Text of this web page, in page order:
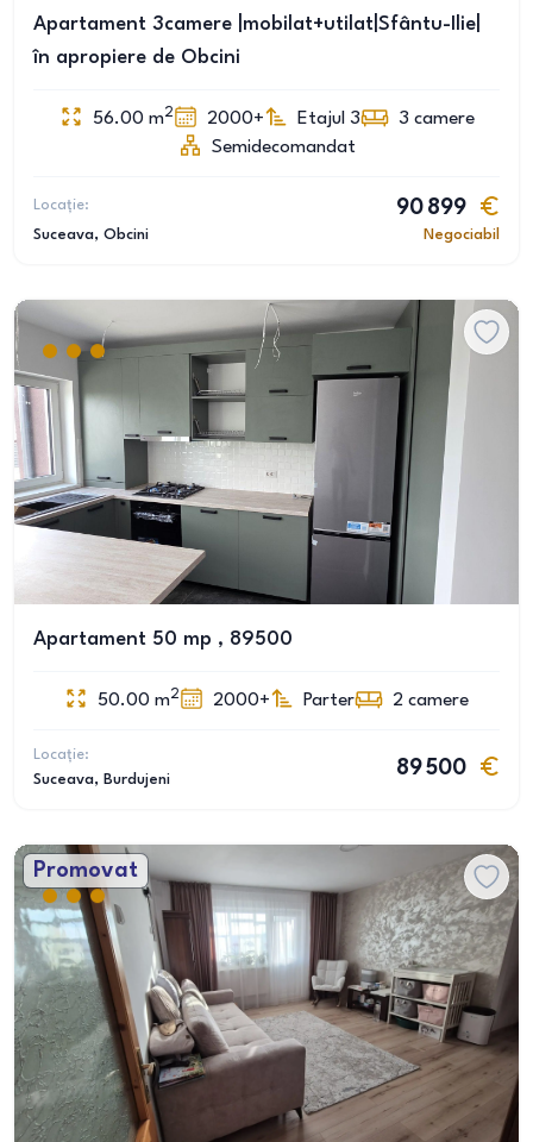
Apartament 3camere |mobilat+utilat|Sfântu-Ilie|
în apropiere de Obcini
56.00 m2 2000+ Etajul 3 3 camere
Semidecomandat
Locație:
Suceava, Obcini
90 899
Negociabil
Apartament 50 mp , 89500
50.00 m2 2000+ Parter 2 camere
Locație:
Suceava, Burdujeni
89 500
Promovat